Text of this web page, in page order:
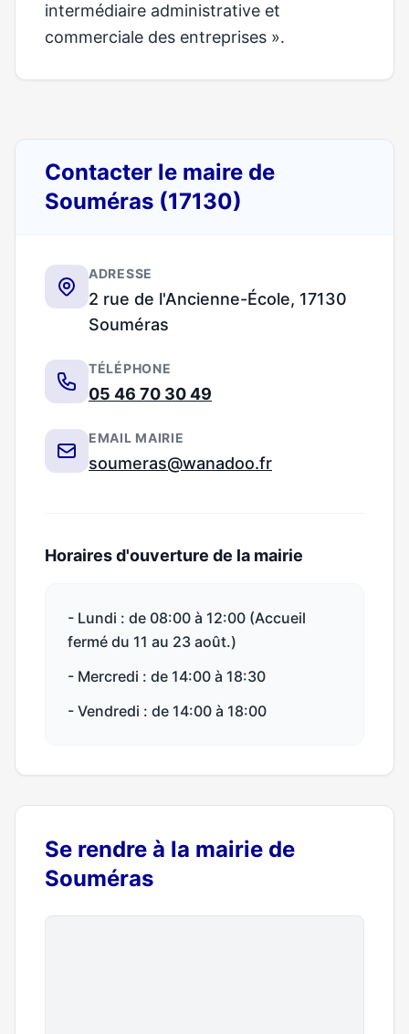
intermédiaire administrative et
commerciale des entreprises ».
Contacter le maire de
Souméras (17130)
ADRESSE
2 rue de l'Ancienne-École, 17130
Souméras
TÉLÉPHONE
05 46 70 30 49
EMAIL MAIRIE
soumeras@wanadoo.fr
Horaires d'ouverture de la mairie
- Lundi : de 08:00 à 12:00 (Accueil
fermé du 11 au 23 août.)
- Mercredi : de 14:00 à 18:30
- Vendredi : de 14:00 à 18:00
Se rendre à la mairie de
Souméras